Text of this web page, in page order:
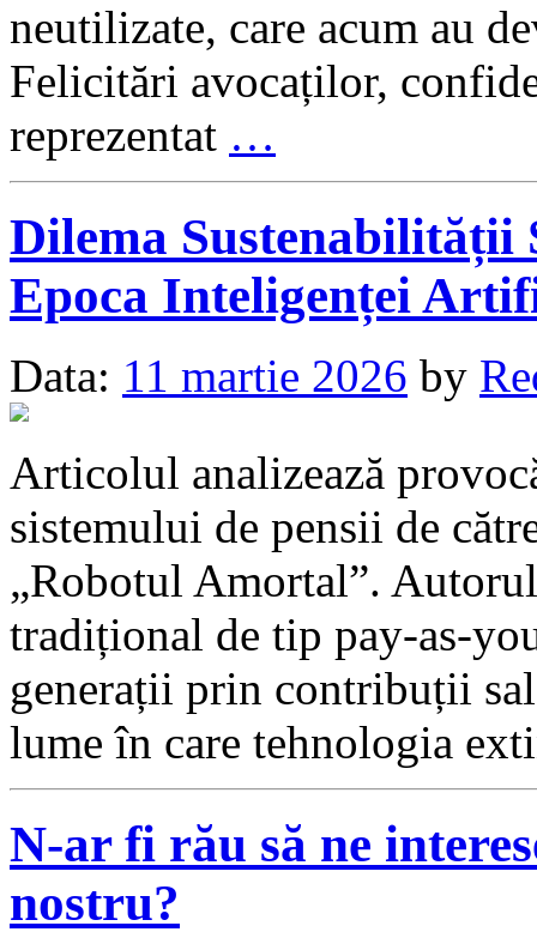
neutilizate, care acum au
Felicitări avocaților,
reprezentat …
Dilema Sustenabilității
Epoca Inteligenței
Data: 11 martie 2026 by
Articolul analizează
sistemului de pensii de
„Robotul Amortal”.
tradițional de tip pay-as-
generații prin contribuții
lume în care tehnologia
N-ar fi rău să ne
nostru?